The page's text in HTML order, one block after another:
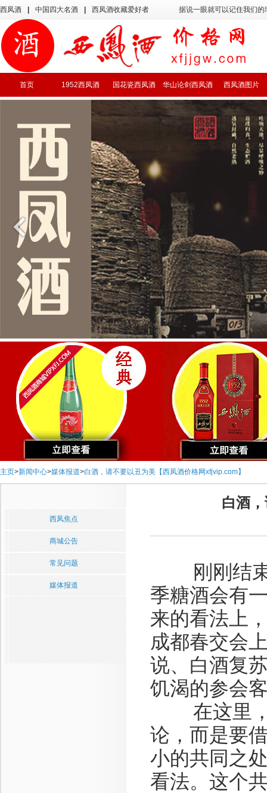
西凤酒 中国四大名酒 西凤酒收藏爱好者 据说一眼就可以记住我们
首页 1952西凤酒 国花瓷西凤酒 华山论剑西凤酒 西凤酒图片
主页>新闻中心>媒体报道>白酒，请不要以丑为美【西凤酒价格网xfjvip.com】
西凤焦点
商城公告
常见问题
媒体报道
白酒
刚刚结束
季糖酒会有
来的看法上
成都春交会
说、白酒复
饥渴的参会
在这里，
论，而是要
小的共同之
看法。这个